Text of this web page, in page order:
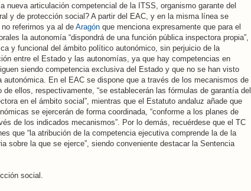
nueva articulación competencial de la ITSS, organismo garante del
y de protección social? A partir del EAC, y en la misma línea se
referirnos ya al de Aragón que menciona expresamente que para el
la autonomía “dispondrá de una función pública inspectora propia”,
y funcional del ámbito político autonómico, sin perjuicio de la
entre el Estado y las autonomías, ya que hay competencias en
siendo competencia exclusiva del Estado y que no se han visto
autonómica. En el EAC se dispone que a través de los mecanismos de
ellos, respectivamente, “se establecerán las fórmulas de garantía del
en el ámbito social”, mientras que el Estatuto andaluz añade que
se ejercerán de forma coordinada, “conforme a los planes de
de los indicados mecanismos”. Por lo demás, recuérdese que el TC
que “la atribución de la competencia ejecutiva comprende la de la
sobre la que se ejerce”, siendo conveniente destacar la Sentencia
social.